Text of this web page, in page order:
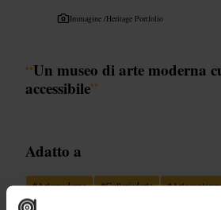
Immagine /Heritage Portfolio
“Un museo di arte moderna
accessibile”
Adatto a
#Artemoderna #Galleriedarte #
#